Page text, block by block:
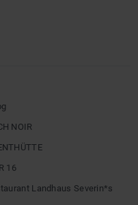
NOIR
16
Landhaus Severin*s